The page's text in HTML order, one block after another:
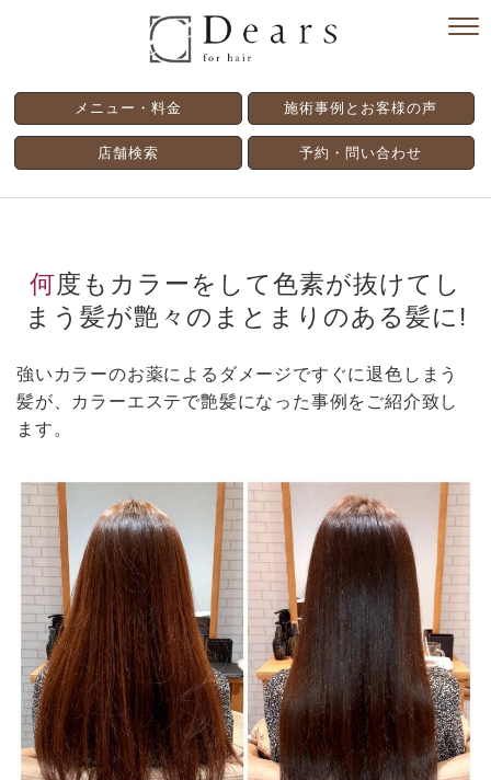
メニュー・料金 施術事例とお客様の声
店舗検索 予約・問い合わせ
何度もカラーをして色素が抜けてし
まう髪が艶々のまとまりのある髪に!
強いカラーのお薬によるダメージですぐに退色しまう
髪が、カラーエステで艶髪になった事例をご紹介致し
ます。